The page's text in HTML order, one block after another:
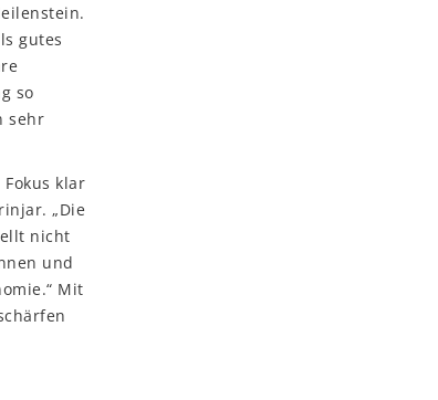
gutes
so
sehr
klar
„Die
nicht
und
Mit